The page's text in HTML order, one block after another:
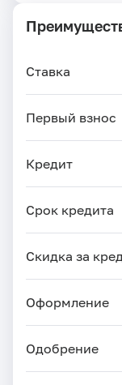
Ставка
Первый взнос
Кредит
Срок кредита
Скидка за
Оформление
Одобрение